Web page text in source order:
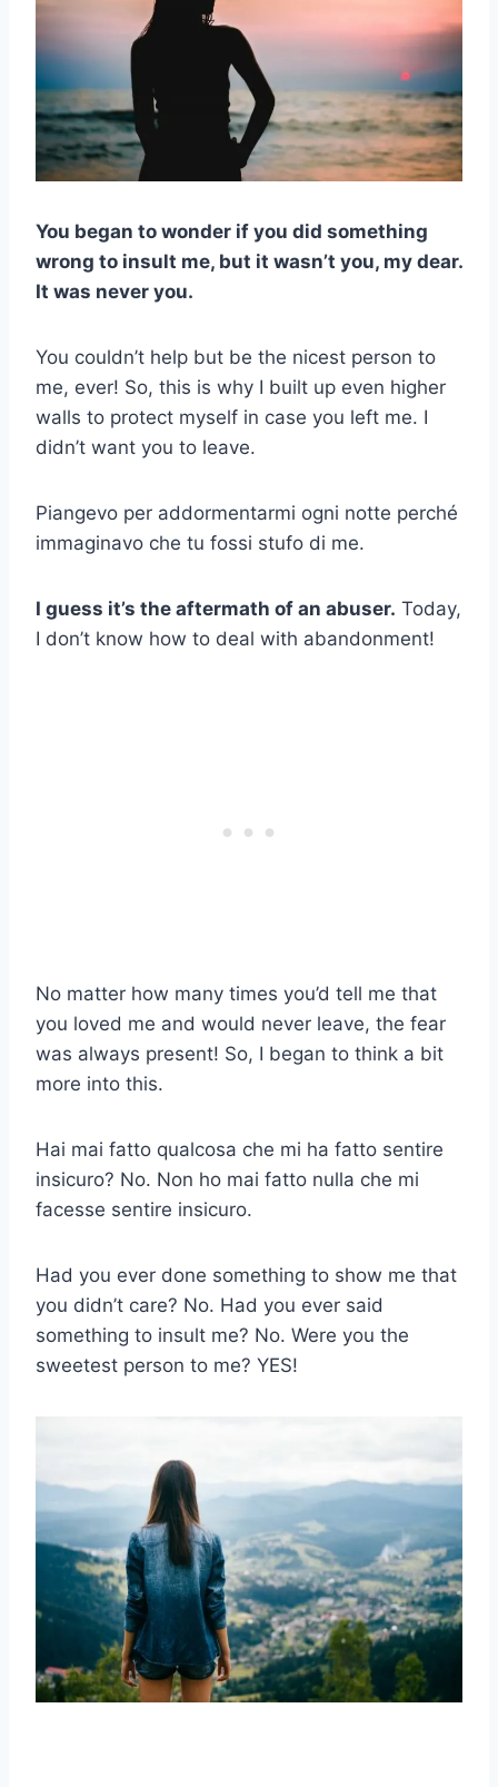
You began to wonder if you did something
wrong to insult me, but it wasn’t you, my dear.
It was never you.
You couldn’t help but be the nicest person to
me, ever! So, this is why I built up even higher
walls to protect myself in case you left me. I
didn’t want you to leave.
Piangevo per addormentarmi ogni notte perché
immaginavo che tu fossi stufo di me.
I guess it’s the aftermath of an abuser. Today,
I don’t know how to deal with abandonment!
No matter how many times you’d tell me that
you loved me and would never leave, the fear
was always present! So, I began to think a bit
more into this.
Hai mai fatto qualcosa che mi ha fatto sentire
insicuro? No. Non ho mai fatto nulla che mi
facesse sentire insicuro.
Had you ever done something to show me that
you didn’t care? No. Had you ever said
something to insult me? No. Were you the
sweetest person to me? YES!